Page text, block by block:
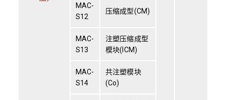
MAC-
S12
压缩成型(CM)
MAC-
S13
注塑压缩成型
模块(ICM)
MAC-
S14
共注塑模块
(Co)